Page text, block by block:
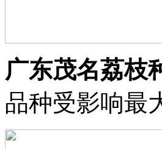
广东茂名荔枝
品种受影响最